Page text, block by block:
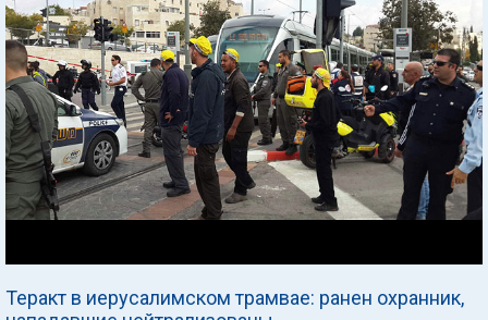
Теракт в иерусалимском трамвае: ранен охранник,